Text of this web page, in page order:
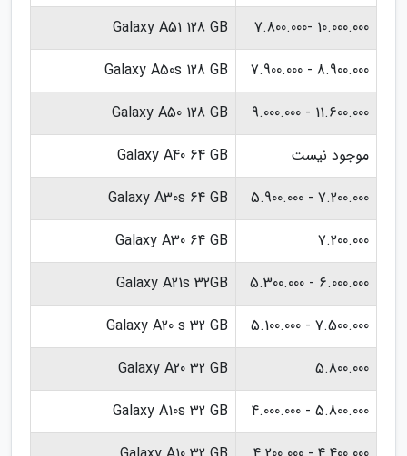
10.000.000 -7.800.000
Galaxy A51 128 GB
8.900.000 - 7.900.000
Galaxy A50s 128 GB
11.600.000 - 9.000.000
Galaxy A50 128 GB
موجود نیست
Galaxy A40 64 GB
7.200.000 - 5.900.000
Galaxy A30s 64 GB
7.200.000
Galaxy A30 64 GB
6.000.000 - 5.300.000
Galaxy A21s 32GB
7.500.000 - 5.100.000
Galaxy A20 s 32 GB
5.800.000
Galaxy A20 32 GB
5.800.000 - 4.000.000
Galaxy A10s 32 GB